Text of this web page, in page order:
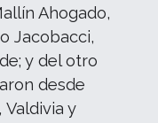
Ahogado,
Jacobacci,
y del otro
desde
Valdivia y